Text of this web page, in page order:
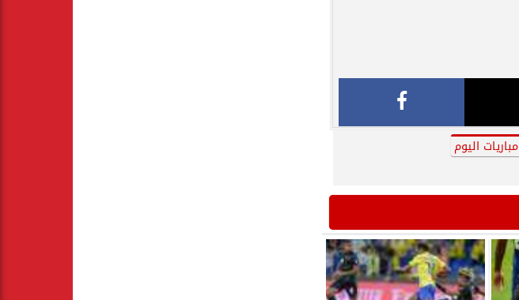
مباريات اليوم